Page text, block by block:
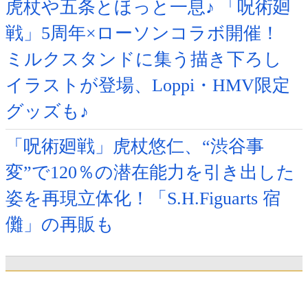
虎杖や五条とほっと一息♪ 「呪術廻
戦」5周年×ローソンコラボ開催！
ミルクスタンドに集う描き下ろし
イラストが登場、Loppi・HMV限定
グッズも♪
「呪術廻戦」虎杖悠仁、“渋谷事
変”で120％の潜在能力を引き出した
姿を再現立体化！「S.H.Figuarts 宿
儺」の再販も